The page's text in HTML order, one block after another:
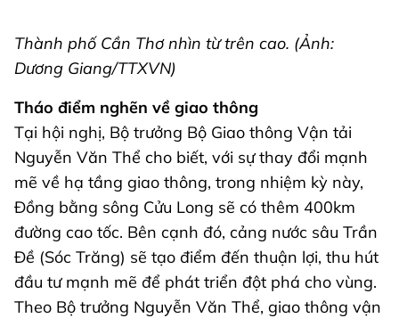
Thành phố Cần Thơ nhìn từ trên cao. (Ảnh:
Dương Giang/TTXVN)
Tháo điểm nghẽn về giao thông
Tại hội nghị, Bộ trưởng Bộ Giao thông Vận tải
Nguyễn Văn Thể cho biết, với sự thay đổi mạnh
mẽ về hạ tầng giao thông, trong nhiệm kỳ này,
Đồng bằng sông Cửu Long sẽ có thêm 400km
đường cao tốc. Bên cạnh đó, cảng nước sâu Trần
Đề (Sóc Trăng) sẽ tạo điểm đến thuận lợi, thu hút
đầu tư mạnh mẽ để phát triển đột phá cho vùng.
Theo Bộ trưởng Nguyễn Văn Thể, giao thông vận